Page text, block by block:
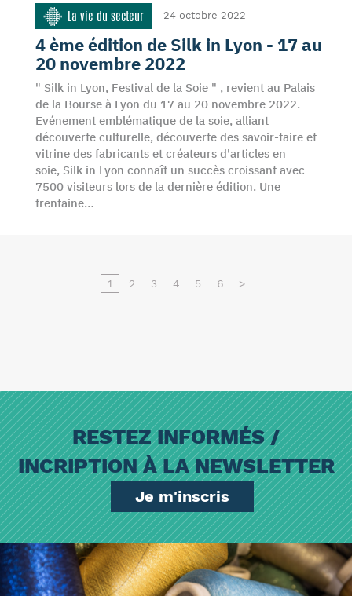
La vie du secteur 24 octobre 2022
4 ème édition de Silk in Lyon - 17 au
20 novembre 2022
" Silk in Lyon, Festival de la Soie " , revient au Palais
de la Bourse à Lyon du 17 au 20 novembre 2022.
Evénement emblématique de la soie, alliant
découverte culturelle, découverte des savoir-faire et
vitrine des fabricants et créateurs d'articles en
soie, Silk in Lyon connaît un succès croissant avec
7500 visiteurs lors de la dernière édition. Une
trentaine…
1 2 3 4 5 6 >
RESTEZ INFORMÉS /
INCRIPTION À LA NEWSLETTER
Je m'inscris